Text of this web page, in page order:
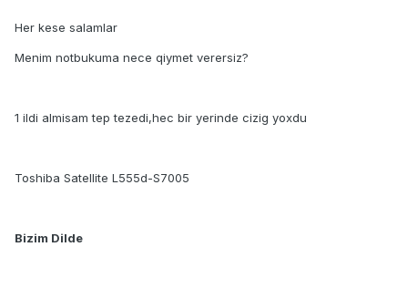
Her kese salamlar
Menim notbukuma nece qiymet verersiz?
1 ildi almisam tep tezedi,hec bir yerinde cizig yoxdu
Toshiba Satellite L555d-S7005
Bizim Dilde